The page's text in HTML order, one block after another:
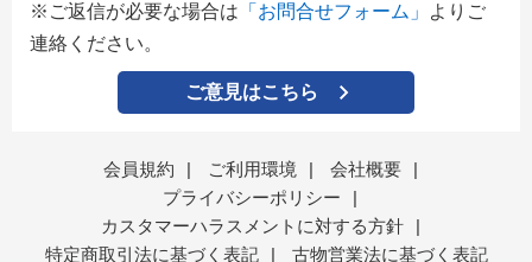
※ご返信が必要な場合は 「お問合せフォーム」
よりご
連絡ください。
ご意見はこちら
会員規約 | ご利用環境 | 会社概要
|
プライバシーポリシー
|
カスタマーハラスメントに対する方針
|
特定商取引法に基づく表記
| 古物営業法に基づく表記